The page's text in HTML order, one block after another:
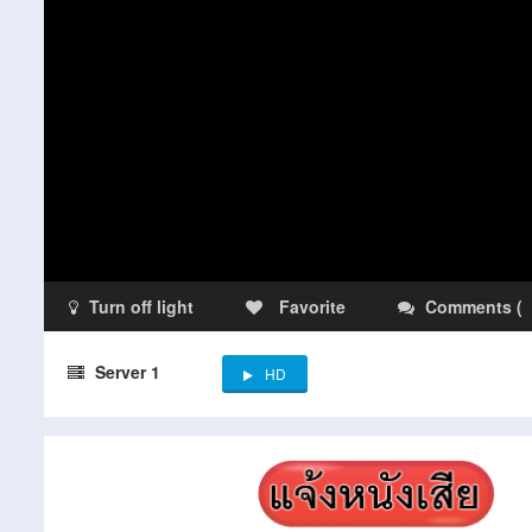
Turn off light Favorite Comments (
Server 1 HD